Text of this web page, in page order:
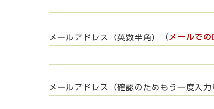
メールアドレス（英数半角） （ メールで
メールアドレス（確認のためもう一度入力